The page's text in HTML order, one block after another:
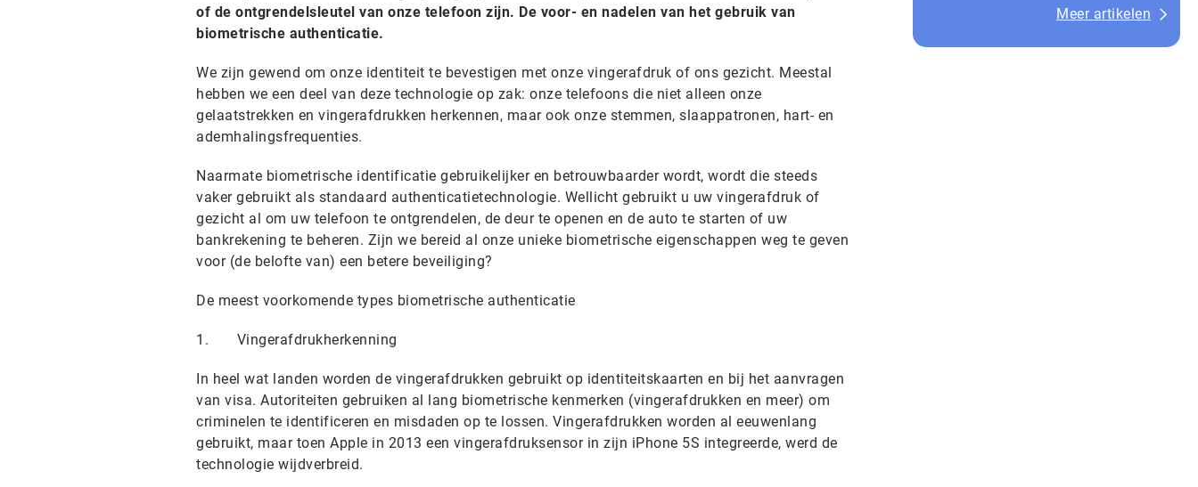
of de ontgrendelsleutel van onze telefoon zijn. De voor- en nadelen van het gebruik van
biometrische authenticatie.
We zijn gewend om onze identiteit te bevestigen met onze vingerafdruk of ons gezicht. Meestal
hebben we een deel van deze technologie op zak: onze telefoons die niet alleen onze
gelaatstrekken en vingerafdrukken herkennen, maar ook onze stemmen, slaappatronen, hart- en
ademhalingsfrequenties.
Naarmate biometrische identificatie gebruikelijker en betrouwbaarder wordt, wordt die steeds
vaker gebruikt als standaard authenticatietechnologie. Wellicht gebruikt u uw vingerafdruk of
gezicht al om uw telefoon te ontgrendelen, de deur te openen en de auto te starten of uw
bankrekening te beheren. Zijn we bereid al onze unieke biometrische eigenschappen weg te geven
voor (de belofte van) een betere beveiliging?
De meest voorkomende types biometrische authenticatie
1. Vingerafdrukherkenning
In heel wat landen worden de vingerafdrukken gebruikt op identiteitskaarten en bij het aanvragen
van visa. Autoriteiten gebruiken al lang biometrische kenmerken (vingerafdrukken en meer) om
criminelen te identificeren en misdaden op te lossen. Vingerafdrukken worden al eeuwenlang
gebruikt, maar toen Apple in 2013 een vingerafdruksensor in zijn iPhone 5S integreerde, werd de
technologie wijdverbreid.
Meer artikelen